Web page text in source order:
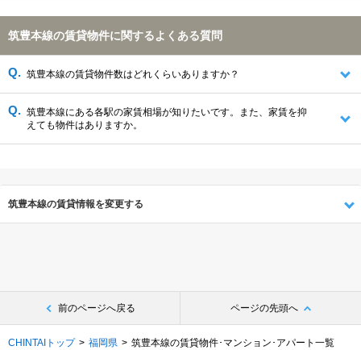
筑豊本線の賃貸物件に関するよくある質問
筑豊本線の賃貸物件数はどれくらいありますか？
筑豊本線にある各駅の家賃相場が知りたいです。また、家賃を抑
えても物件はありますか。
筑豊本線の賃貸情報を変更する
前のページへ戻る ページの先頭へ
CHINTAIトップ 福岡県 筑豊本線の賃貸物件･マンション･アパート一覧